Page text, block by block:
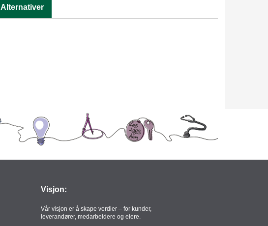
Alternativer
Visjon:
Vår visjon er å skape verdier – for kunder,
leverandører, medarbeidere og eiere.